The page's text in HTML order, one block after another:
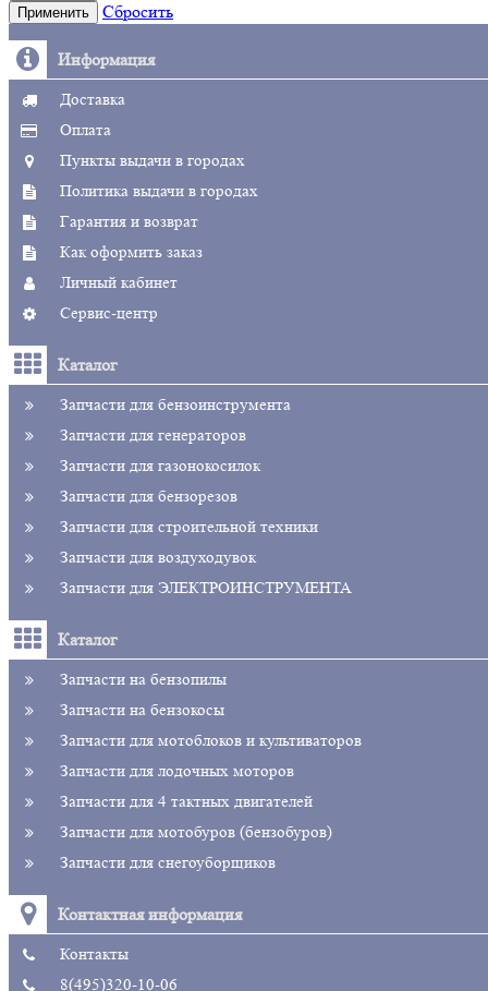
Применить
Сбросить
Информация
Доставка
Оплата
Пункты выдачи в городах
Политика выдачи в городах
Гарантия и возврат
Как оформить заказ
Личный кабинет
Сервис-центр
Каталог
Запчасти для бензоинструмента
Запчасти для генераторов
Запчасти для газонокосилок
Запчасти для бензорезов
Запчасти для строительной техники
Запчасти для воздуходувок
Запчасти для ЭЛЕКТРОИНСТРУМЕНТА
Каталог
Запчасти на бензопилы
Запчасти на бензокосы
Запчасти для мотоблоков и культиваторов
Запчасти для лодочных моторов
Запчасти для 4 тактных двигателей
Запчасти для мотобуров (бензобуров)
Запчасти для снегоуборщиков
Контактная информация
Контакты
8(495)320-10-06